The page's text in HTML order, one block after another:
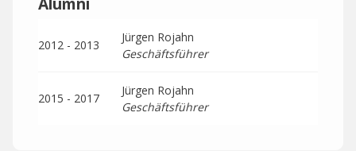
2012 - 2013
Jürgen Rojahn
Geschäftsführer
2015 - 2017
Jürgen Rojahn
Geschäftsführer